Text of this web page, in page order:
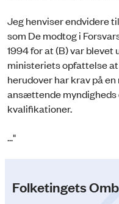
Jeg henviser endvidere
som De modtog i
1994 for at (B) var
ministeriets opfattelse
herudover har krav på
ansættende
kvalifikationer.
..."
Folketingets